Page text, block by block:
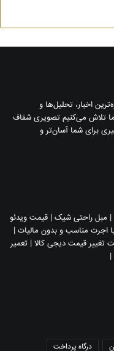
اخبار، تحلیل‌ها و
تلاش می‌کنیم تصویری شفاف
برای شما آسان‌تر و
| مبل راحتی شیک | قیمت ویدئو
اجرت مناسب و بدون مالیات |
تغییر قیمت دیجی کالا | تعمیر
|
درگاه پرداخت